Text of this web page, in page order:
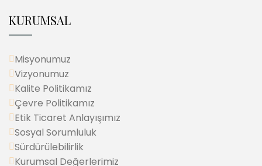
KURUMSAL
Misyonumuz
Vizyonumuz
Kalite Politikamız
Çevre Politikamız
Etik Ticaret Anlayışımız
Sosyal Sorumluluk
Sürdürülebilirlik
Kurumsal Değerlerimiz